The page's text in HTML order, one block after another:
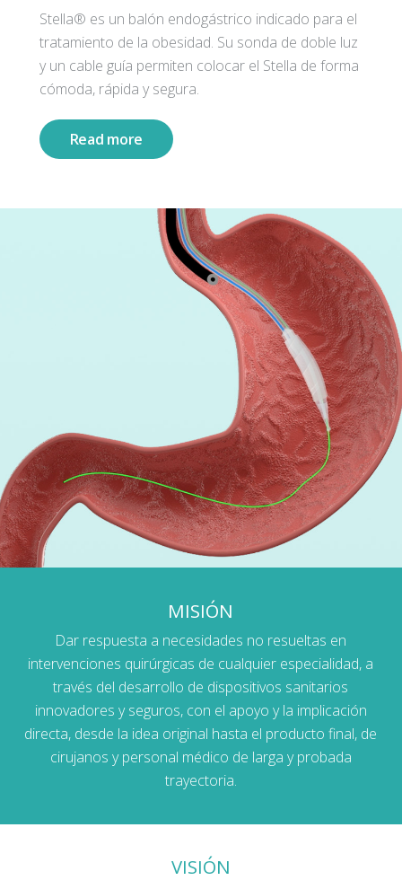
Stella® es un balón endogástrico indicado para el
tratamiento de la obesidad. Su sonda de doble luz
y un cable guía permiten colocar el Stella de forma
cómoda, rápida y segura.
Read more
MISIÓN
Dar respuesta a necesidades no resueltas en
intervenciones quirúrgicas de cualquier especialidad, a
través del desarrollo de dispositivos sanitarios
innovadores y seguros, con el apoyo y la implicación
directa, desde la idea original hasta el producto final, de
cirujanos y personal médico de larga y probada
trayectoria.
VISIÓN